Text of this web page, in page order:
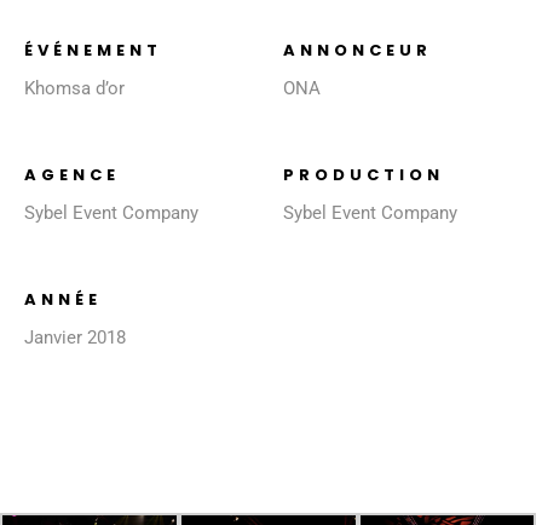
ÉVÉNEMENT
Khomsa d’or
ANNONCEUR
ONA
AGENCE
Sybel Event Company
PRODUCTION
Sybel Event Company
ANNÉE
Janvier 2018